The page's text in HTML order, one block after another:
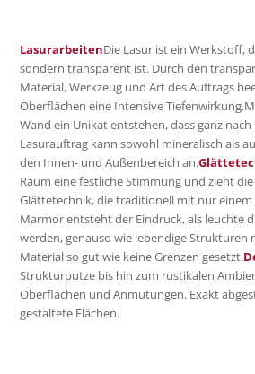
LasurarbeitenDie Lasur ist ein Werkstoff,
sondern transparent ist. Durch den
Material, Werkzeug und Art des Auftrags
Oberflächen eine Intensive
Wand ein Unikat entstehen, dass ganz
Lasurauftrag kann sowohl mineralisch als
den Innen- und Außenbereich an.
Raum eine festliche Stimmung und zieht
Glättetechnik, die traditionell mit nur
Marmor entsteht der Eindruck, als leuchte
werden, genauso wie lebendige
Material so gut wie keine Grenzen gesetzt.
Strukturputze bis hin zum rustikalen
Oberflächen und Anmutungen. Exakt
gestaltete Flächen.